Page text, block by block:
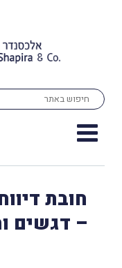
חובת
– דגשים